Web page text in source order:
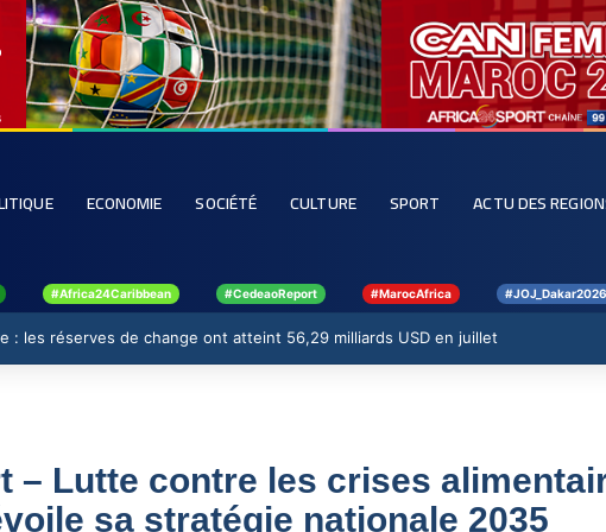
ECONOMIE SOCIÉTÉ CULTURE SPORT ACTU DES
#Africa24Caribbean #CedeaoReport #MarocAfrica #JOJ_Dakar2026
: les réserves de change ont atteint 56,29 milliards USD en juillet
– Lutte contre les crises
sa stratégie nationale 2035